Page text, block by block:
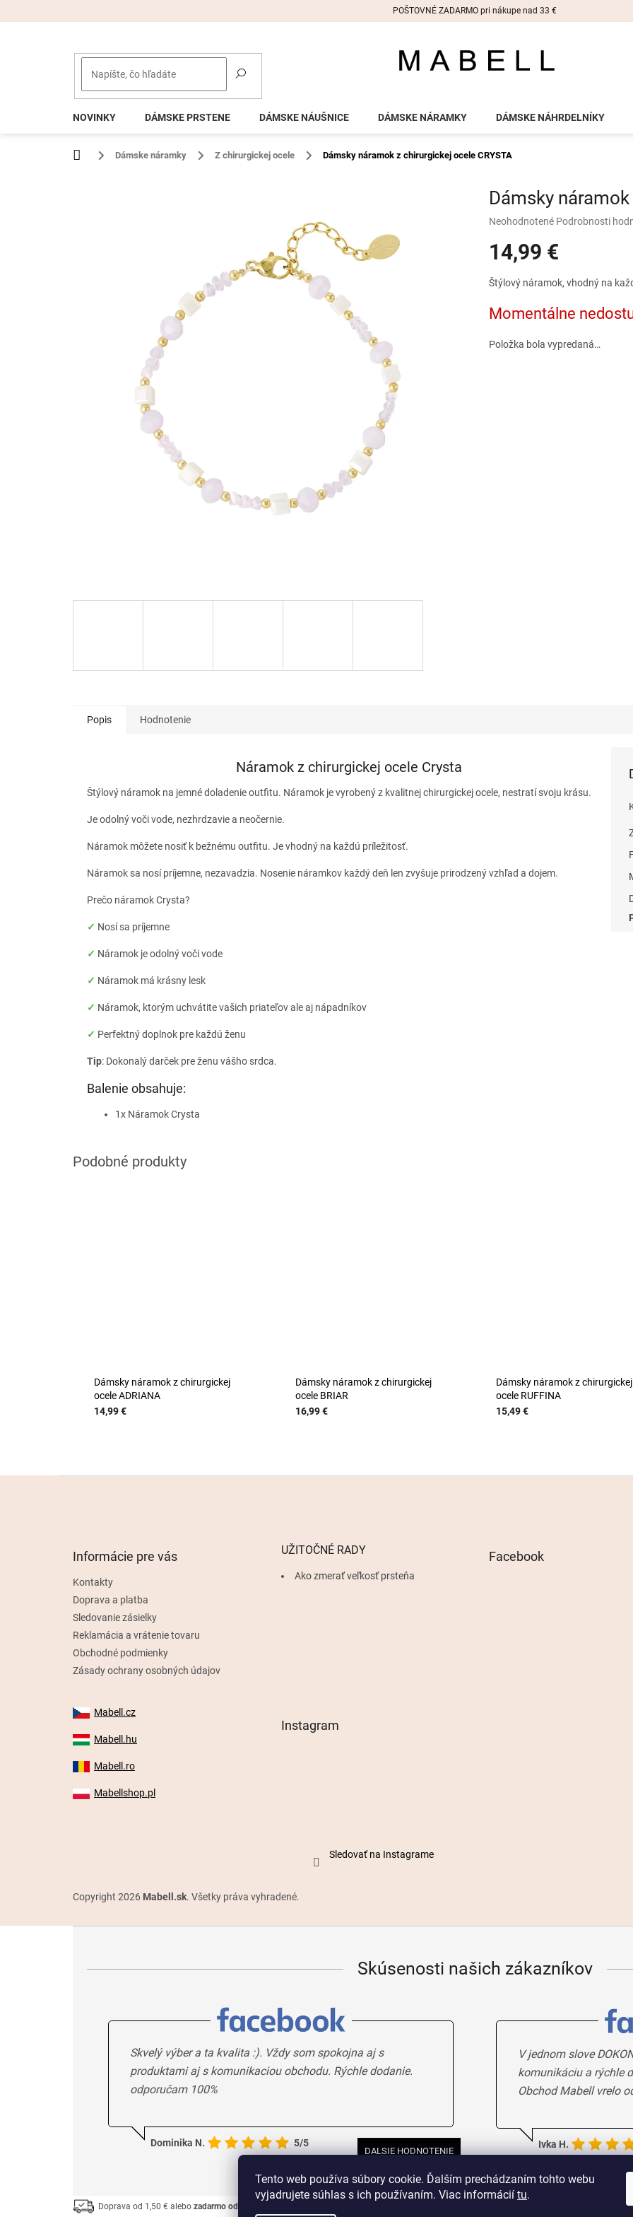
Tento web používa súbory cookie. Ďalším prechádzaním tohto webu
vyjadrujete súhlas s ich používaním. Viac informácií tu.
POŠTOVNÉ ZADARMO pri nákupe nad 33 €
NOVINKY DÁMSKE PRSTENE DÁMSKE NÁUŠNICE DÁMSKE NÁRAMKY DÁMSKE NÁHRDELNÍKY
Domov Dámske náramky Z chirurgickej ocele Dámsky náramok z chirurgickej ocele CRYSTA
Dámsky
Priemerné
produktu
je
z
hviezdičiek.
Neohodnotené Podrobnosti
14,99 €
Jednotková
cena:
Štýlový náramok, vhodný na
Momentálne
Položka bola vypredaná…
Popis Hodnotenie
Náramok z chirurgickej ocele Crysta
Štýlový náramok na jemné doladenie outfitu. Náramok je vyrobený z kvalitnej chirurgickej ocele, nestratí svoju krásu.
Je odolný voči vode, nezhrdzavie a neočernie.
Náramok môžete nosiť k bežnému outfitu. Je vhodný na každú príležitosť.
Náramok sa nosí príjemne, nezavadzia. Nosenie náramkov každý deň len zvyšuje prirodzený vzhľad a dojem.
Prečo náramok Crysta?
✓ Nosí sa príjemne
✓ Náramok je odolný voči vode
✓ Náramok má krásny lesk
✓ Náramok, ktorým uchvátite vašich priateľov ale aj nápadníkov
✓ Perfektný doplnok pre každú ženu
Tip: Dokonalý darček pre ženu vášho srdca.
Balenie obsahuje:
1x Náramok Crysta
Dámsky náramok z chirurgickej
ocele ADRIANA
14,99 €
Dámsky náramok z chirurgickej
ocele BRIAR
16,99 €
Dámsky náramok z chirurgickej
ocele RUFFINA
15,49 €
Informácie pre vás
Kontakty
Doprava a platba
Sledovanie zásielky
Reklamácia a vrátenie tovaru
Obchodné podmienky
Zásady ochrany osobných údajov
UŽITOČNÉ RADY
Ako zmerať veľkosť prsteňa
Facebook
Mabell.cz
Mabell.hu
Mabell.ro
Mabellshop.pl
Instagram
Sledovať na Instagrame
Copyright 2026 Mabell.sk. Všetky práva vyhradené.
Skúsenosti našich zákazníkov
Skvelý výber a ta kvalita :). Vždy som spokojna aj s
produktami aj s komunikaciou obchodu. Rýchle dodanie.
odporučam 100%
Dominika N. 5/5
DALSIE HODNOTENIE
V jednom slove
komunikáciu a rýchle
Obchod Mabell vrelo
Ivka H.
Doprava od 1,50 € alebo zadarmo od 33 €